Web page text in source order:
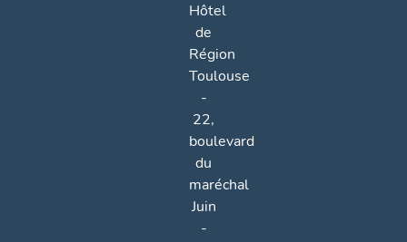
Hôtel
de
Région
Toulouse
-
22,
boulevard
du
maréchal
Juin
-